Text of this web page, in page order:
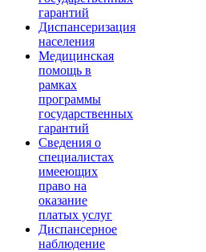
гарантий
Диспансеризация
населения
Медицинская
помощь в
рамках
программы
государственных
гарантий
Сведения о
специалистах
имееющих
право на
оказание
платых услуг
Диспансерное
наблюдение